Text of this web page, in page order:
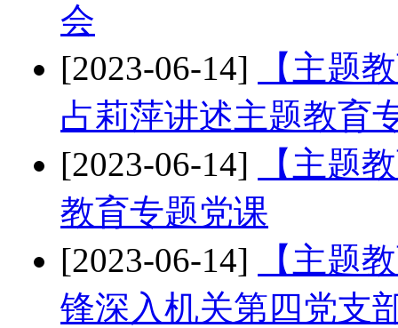
会
[2023-06-14]
【主题
占莉萍讲述主题教育
[2023-06-14]
【主题
教育专题党课
[2023-06-14]
【主题
锋深入机关第四党支